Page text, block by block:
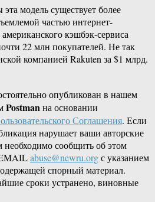
модель существует более
частью интернет-
кэшбэк-сервиса
22 млн покупателей. Не так
компанией Rakuten за $1 млрд.
опубликован в нашем
Postmanна основании
Соглашения. Если
нарушает ваши авторские
сообщить об этом
abuse@newru.orgс указанием
спорный материал.
сроки устранено, виновные